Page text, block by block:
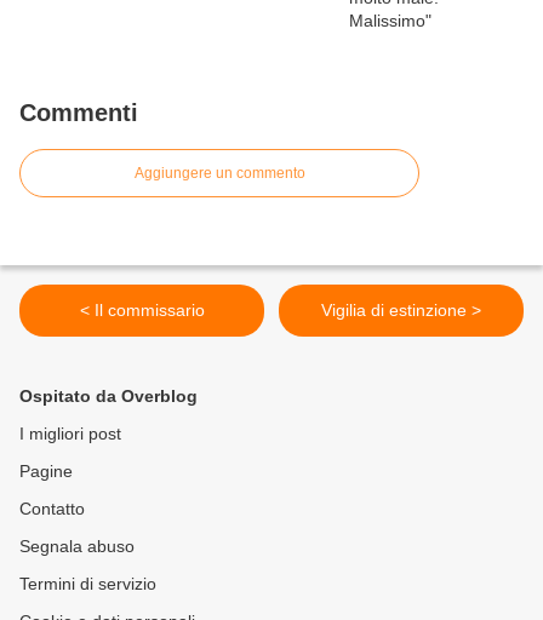
Commenti
Aggiungere un commento
< Il commissario Vigilia di estinzione >
Ospitato da Overblog
I migliori post
Pagine
Contatto
Segnala abuso
Termini di servizio